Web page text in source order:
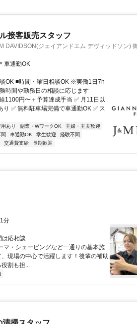
接客販売スタッフ
DAVIDSON(ジェイアンドエム デヴィッドソン)
車通勤OK
OK ■時間・曜日相談OK ※実働1日7h
時間や勤務日の相談に応じます
1100円〜＋予算達成手当 ✅ 月11日以
✅ 無料駐車場完備で車通勤OK ✅ ス
あり 副業・WワークOK
主婦・主夫歓迎
車通勤OK 学生歓迎
経験不問
交通費支給 長期歓迎
分
応相談
マ・シェービングなど一通りの基本施
現場の中心で活躍します！後輩の補助
割も担...